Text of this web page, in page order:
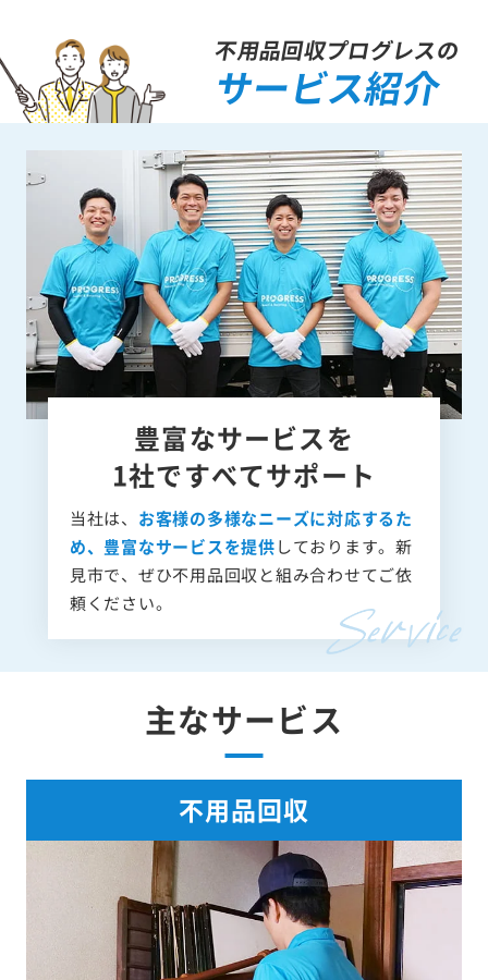
不用品回収プログレスの
サービス紹介
豊富なサービスを
1社ですべてサポート
当社は、 お客様の多様なニーズに対応するた
め、豊富なサービスを提供しております。新
見市で、ぜひ不用品回収と組み合わせてご依
頼ください。
主なサービス
不用品回収